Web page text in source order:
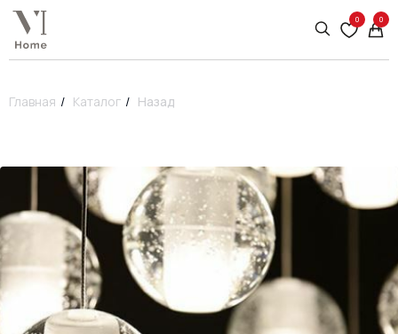
0 0
Главная / Каталог / Назад